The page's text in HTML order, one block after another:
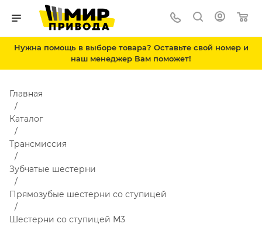
Нужна помощь в выборе товара? Оставьте свой номер и
наш менеджер Вам поможет!
Главная
Каталог
Трансмиссия
Зубчатые шестерни
Прямозубые шестерни со ступицей
Шестерни со ступицей М3